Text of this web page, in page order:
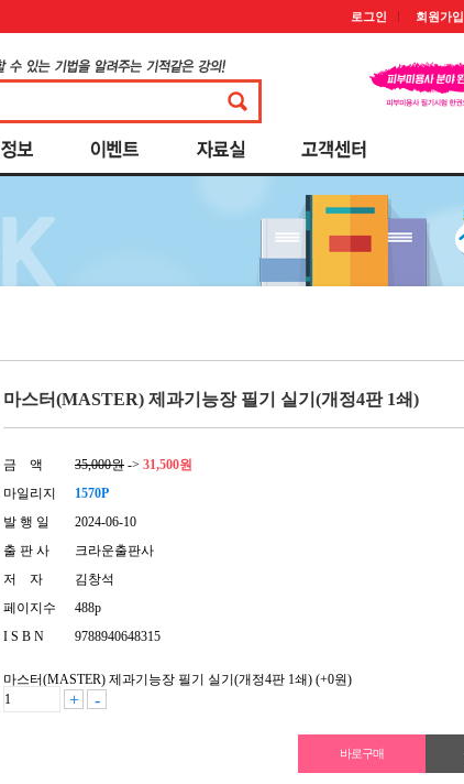
로그인 회원가입
마스터(MASTER) 제과기능장 필기 실기(개정4판 1쇄)
금 액 35,000원 -> 31,500원
마일리지
1570P
발 행 일
2024-06-10
출 판 사
크라운출판사
저 자
김창석
페이지수
488p
I S B N
9788940648315
마스터(MASTER) 제과기능장 필기 실기(개정4판 1쇄) (+0원)
+ -